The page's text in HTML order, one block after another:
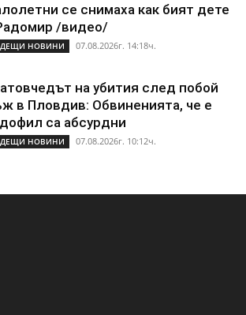
се снимаха как бият дете
/видео/
НОВИНИ 07.08.2026г. 14:18ч.
на убития след побой
в Пловдив: Обвиненията, че е
са абсурдни
НОВИНИ 07.08.2026г. 10:12ч.